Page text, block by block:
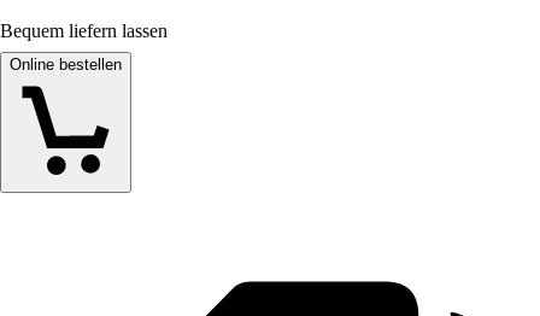
Bequem liefern lassen
Online bestellen